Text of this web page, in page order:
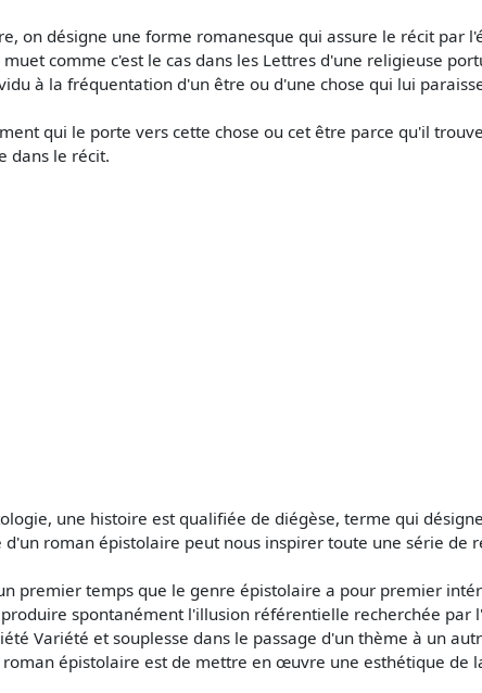
on désigne une forme romanesque qui assure le récit par
comme c'est le cas dans les Lettres d'une religieuse
à la fréquentation d'un être ou d'une chose qui lui
qui le porte vers cette chose ou cet être parce qu'il
dans le récit.
une histoire est qualifiée de diégèse, terme qui
roman épistolaire peut nous inspirer toute une série de
premier temps que le genre épistolaire a pour premier
spontanément l'illusion référentielle recherchée par
Variété et souplesse dans le passage d'un thème à un
épistolaire est de mettre en œuvre une esthétique de